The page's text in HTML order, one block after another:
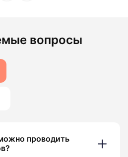
вопросы
проводить